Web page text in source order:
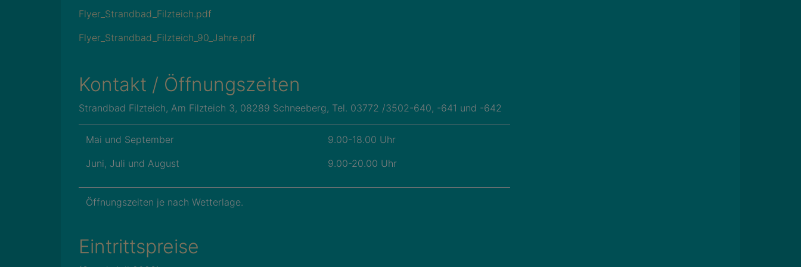
Flyer_Strandbad_Filzteich.pdf
Flyer_Strandbad_Filzteich_90_Jahre.pdf
Kontakt / Öffnungszeiten
Strandbad Filzteich, Am Filzteich 3, 08289 Schneeberg, Tel. 03772 /3502-640, -641 und -642
Mai und September
Juni, Juli und August
9.00-18.00 Uhr
9.00-20.00 Uhr
Öffnungszeiten je nach Wetterlage.
Eintrittspreise